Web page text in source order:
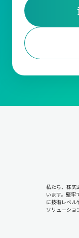
私たち、株式
います。堅牢
に技術レベル
ソリューショ